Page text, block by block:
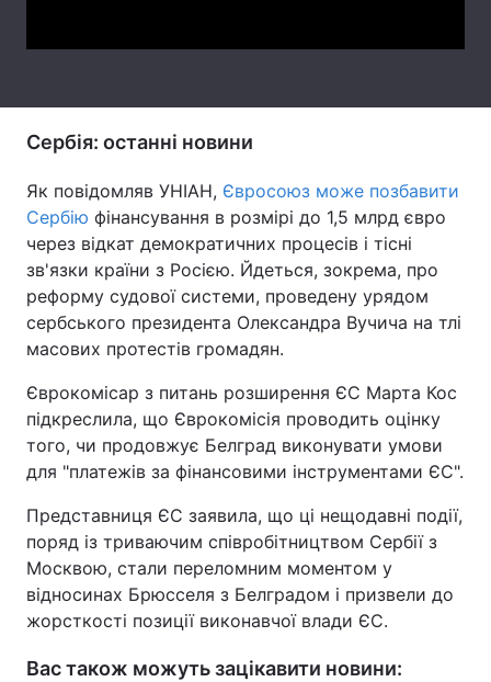
Сербія: останні новини
Як повідомляв УНІАН, Євросоюз може позбавити
Сербію фінансування в розмірі до 1,5 млрд євро
через відкат демократичних процесів і тісні
зв'язки країни з Росією. Йдеться, зокрема, про
реформу судової системи, проведену урядом
сербського президента Олександра Вучича на тлі
масових протестів громадян.
Єврокомісар з питань розширення ЄС Марта Кос
підкреслила, що Єврокомісія проводить оцінку
того, чи продовжує Белград виконувати умови
для "платежів за фінансовими інструментами ЄС".
Представниця ЄС заявила, що ці нещодавні події,
поряд із триваючим співробітництвом Сербії з
Москвою, стали переломним моментом у
відносинах Брюсселя з Белградом і призвели до
жорсткості позиції виконавчої влади ЄС.
Вас також можуть зацікавити новини: